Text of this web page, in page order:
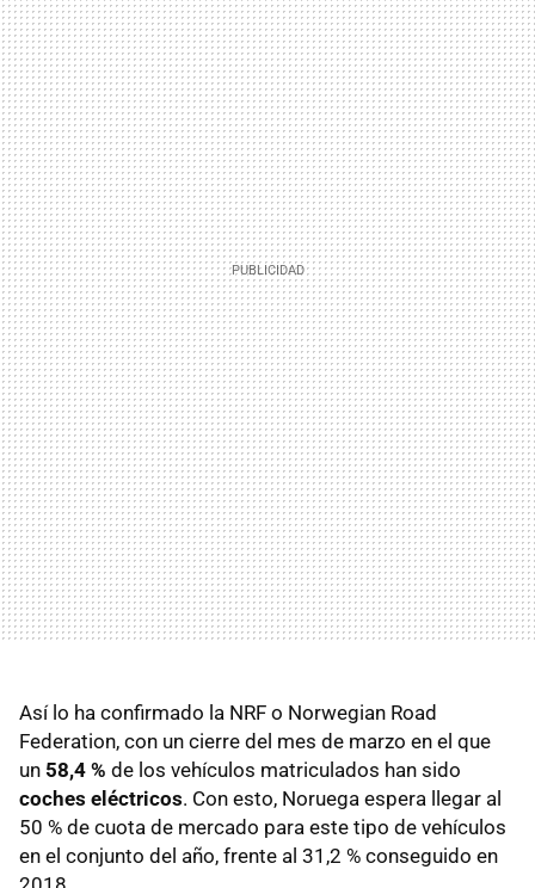
Así lo ha confirmado la NRF o Norwegian Road
Federation, con un cierre del mes de marzo en el que
un 58,4 % de los vehículos matriculados han sido
coches eléctricos. Con esto, Noruega espera llegar al
50 % de cuota de mercado para este tipo de vehículos
en el conjunto del año, frente al 31,2 % conseguido en